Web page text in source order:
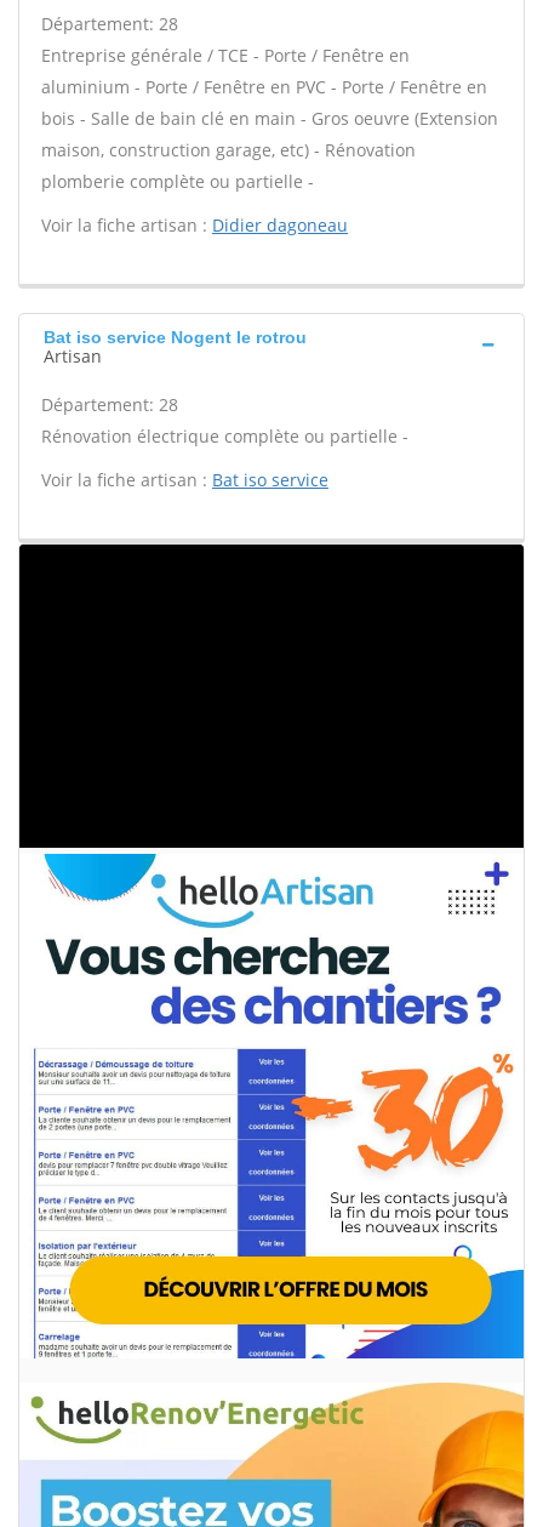
Département: 28
Entreprise générale / TCE - Porte / Fenêtre en
aluminium - Porte / Fenêtre en PVC - Porte / Fenêtre en
bois - Salle de bain clé en main - Gros oeuvre (Extension
maison, construction garage, etc) - Rénovation
plomberie complète ou partielle -
Voir la fiche artisan : Didier dagoneau
Bat iso service Nogent le rotrou
Artisan
Département: 28
Rénovation électrique complète ou partielle -
Voir la fiche artisan : Bat iso service